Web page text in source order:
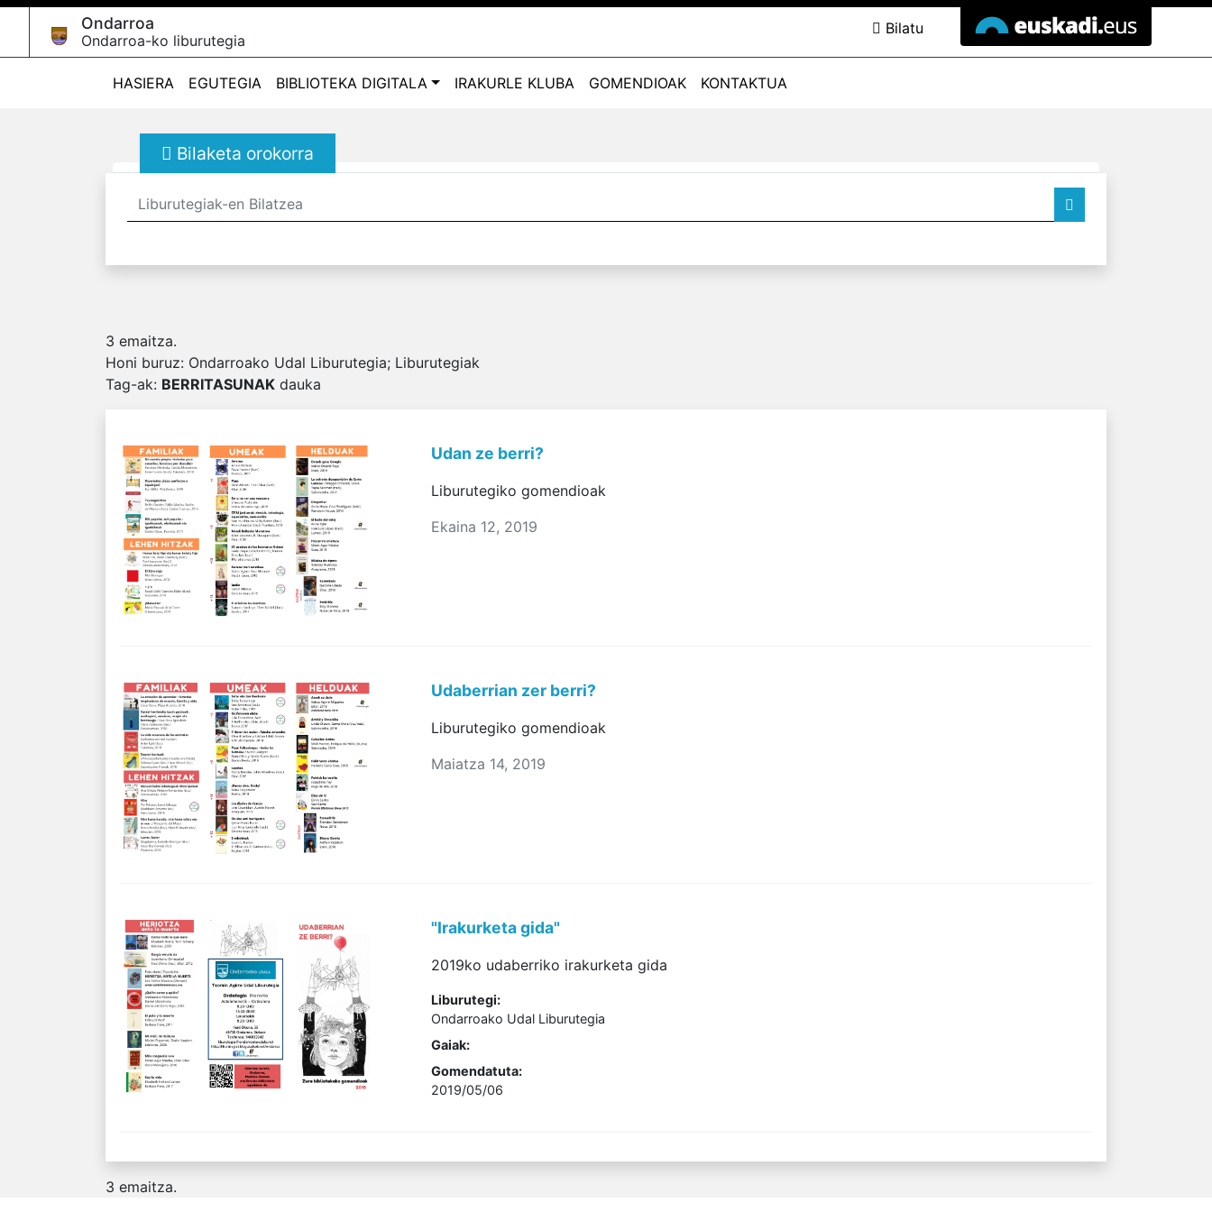
Ondarroa
Ondarroa-ko liburutegia
Bilatu
HASIERA EGUTEGIA BIBLIOTEKA DIGITALA IRAKURLE KLUBA GOMENDIOAK KONTAKTUA
Bilaketa orokorra
3 emaitza.
Honi buruz: Ondarroako Udal Liburutegia; Liburutegiak
Tag-ak: BERRITASUNAK dauka
Udan ze berri?
Liburutegiko gomendioak
Ekaina 12, 2019
Udaberrian zer berri?
Liburutegiko gomendioak
Maiatza 14, 2019
"Irakurketa gida"
2019ko udaberriko irakurketa gida
Liburutegi:
Ondarroako Udal Liburutegia
Gaiak:
Gomendatuta:
2019/05/06
3 emaitza.